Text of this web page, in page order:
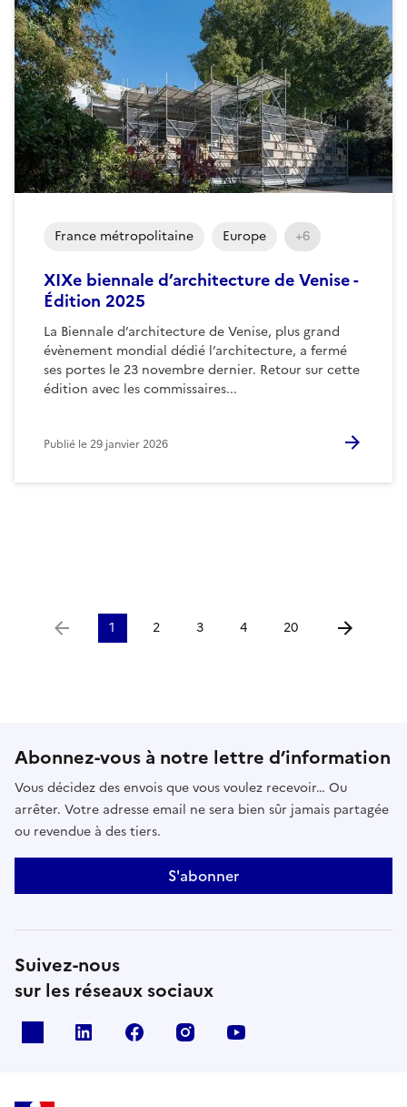
XIXe biennale d’architecture de Venise -
Édition 2025
La Biennale d’architecture de Venise, plus grand
évènement mondial dédié l’architecture, a fermé
ses portes le 23 novembre dernier. Retour sur cette
édition avec les commissaires...
France métropolitaine Europe +6
Publié le29 janvier 2026
Aller à la page précédente
1 2 3 4 20 Aller à la
Abonnez-vous à notre lettre d’information
Vous décidez des envois que vous voulez recevoir… Ou
arrêter. Votre adresse email ne sera bien sûr jamais partagée
ou revendue à des tiers.
S'abonner
Suivez-nous
sur les réseaux sociaux
linkedin facebook instagram